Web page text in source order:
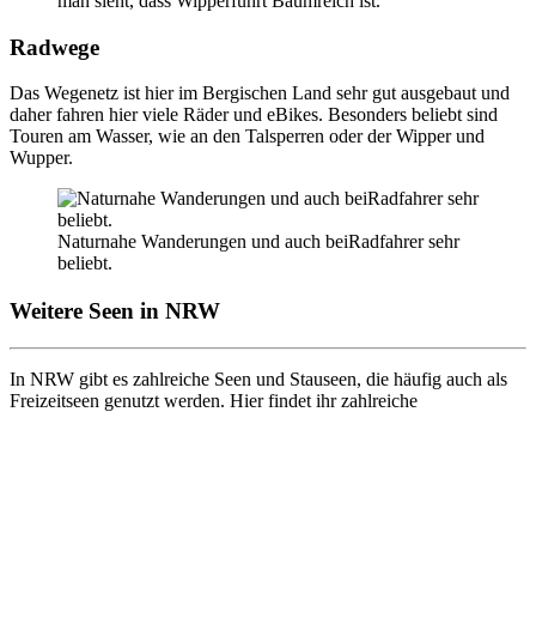
Radwege
Das Wegenetz ist hier im Bergischen Land sehr gut ausgebaut und
daher fahren hier viele Räder und eBikes. Besonders beliebt sind
Touren am Wasser, wie an den Talsperren oder der Wipper und
Wupper.
Naturnahe Wanderungen und auch beiRadfahrer sehr
beliebt.
Weitere Seen in NRW
In NRW gibt es zahlreiche Seen und Stauseen, die häufig auch als
Freizeitseen genutzt werden. Hier findet ihr zahlreiche